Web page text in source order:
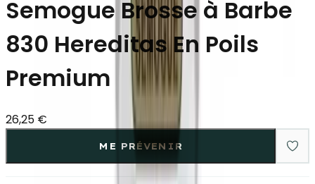
Semogue Brosse à Barbe
830 Hereditas En Poils
Premium
26,25 €
ME PRÉVENIR